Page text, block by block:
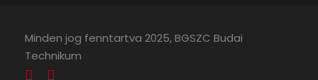
Minden jog fenntartva 2025, BGSZC Budai
Technikum